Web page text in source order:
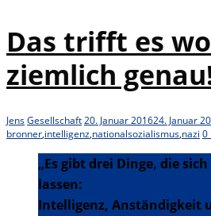
Das trifft es
ziemlich
JensGesellschaft20. Januar 201624. Januar
bronner,intelligenz,nationalsozialismus,nazi 0
„Es gibt drei Dinge, die
lassen:
Intelligenz, Anständigkeit